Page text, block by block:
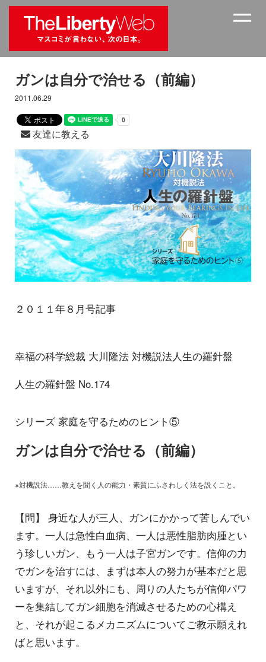
ガンは自分で治せる（前編）
2011.06.29
友達に教える
２０１１年８月号記事
幸福の科学総裁 大川隆法 対機説法人生の羅針盤
人生の羅針盤 No.174
シリーズ 家庭を守るためのヒント⑤
ガンは自分で治せる（前編）
※対機説法……教えを聞く人の能力・素質にふさわしく法を説くこと。
【問】 身近な人が三人、ガンにかかって苦しんでい
ます。一人は急性白血病、一人は悪性脂肪肉腫とい
う珍しいガン、もう一人は子宮ガンです。信仰の力
でガンを治すには、まずは本人の努力が基本だと思
いますが、それ以外にも、周りの人たちが信仰パワ
ーを集結してガン細胞を消滅させるための心構え
と、それが起こるメカニズムについてご教示願えれ
ばと思います。